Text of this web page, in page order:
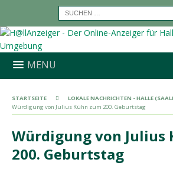
MENU
STARTSEITE
LOKALE NACHRICHTEN - HALLE
Würdigung von Julius Kühn zum 200. Geburtstag
Würdigung von Julius
200. Geburtstag